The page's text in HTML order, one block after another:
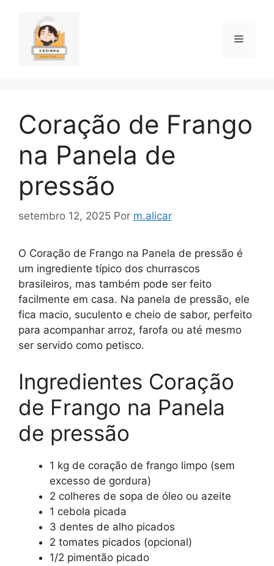
conteúdo
Menu
Coração de Frango
na Panela de
pressão
setembro 12, 2025 Por m.alicar
O Coração de Frango na Panela de pressão é
um ingrediente típico dos churrascos
brasileiros, mas também pode ser feito
facilmente em casa. Na panela de pressão, ele
fica macio, suculento e cheio de sabor, perfeito
para acompanhar arroz, farofa ou até mesmo
ser servido como petisco.
Ingredientes Coração
de Frango na Panela
de pressão
1 kg de coração de frango limpo (sem
excesso de gordura)
2 colheres de sopa de óleo ou azeite
1 cebola picada
3 dentes de alho picados
2 tomates picados (opcional)
1/2 pimentão picado